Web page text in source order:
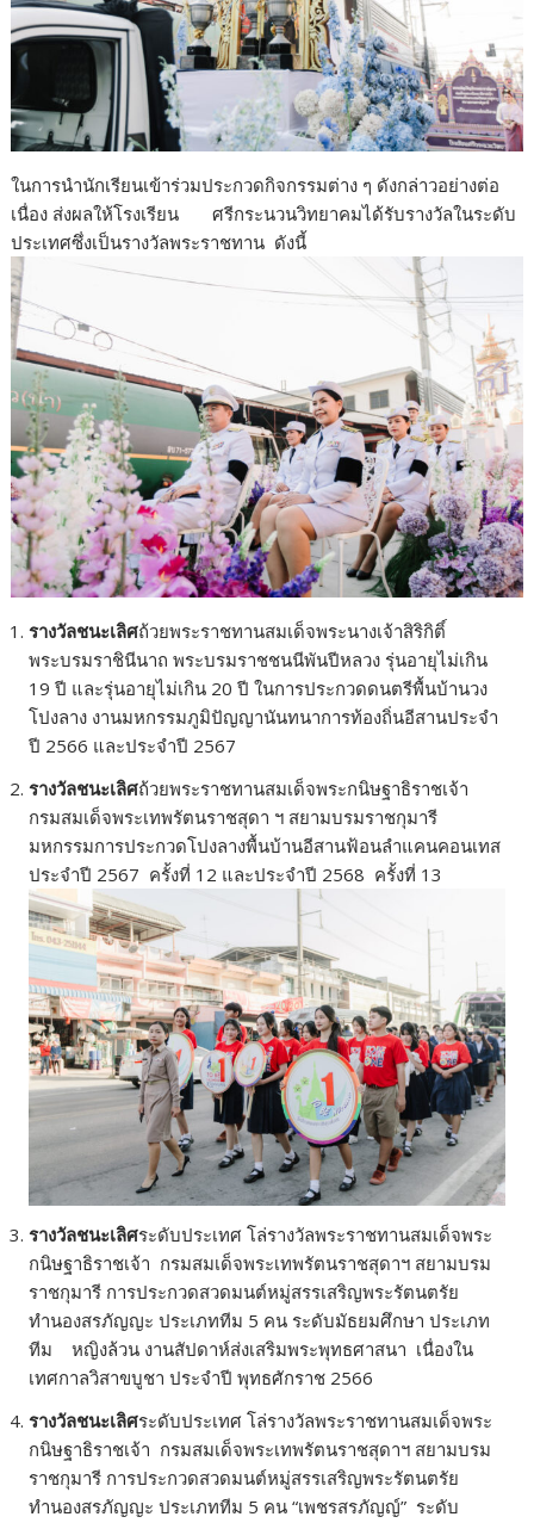
ในการนำนักเรียนเข้าร่วมประกวดกิจกรรมต่าง ๆ ดังกล่าวอย่างต่อ
เนื่อง ส่งผลให้โรงเรียน ศรีกระนวนวิทยาคมได้รับรางวัลในระดับ
ประเทศซึ่งเป็นรางวัลพระราชทาน ดังนี้
รางวัลชนะเลิศถ้วยพระราชทานสมเด็จพระนางเจ้าสิริกิติ์
พระบรมราชินีนาถ พระบรมราชชนนีพันปีหลวง รุ่นอายุไม่เกิน
19 ปี และรุ่นอายุไม่เกิน 20 ปี ในการประกวดดนตรีพื้นบ้านวง
โปงลาง งานมหกรรมภูมิปัญญานันทนาการท้องถิ่นอีสานประจำ
ปี 2566 และประจำปี 2567
รางวัลชนะเลิศถ้วยพระราชทานสมเด็จพระกนิษฐาธิราชเจ้า
กรมสมเด็จพระเทพรัตนราชสุดา ฯ สยามบรมราชกุมารี
มหกรรมการประกวดโปงลางพื้นบ้านอีสานฟ้อนลำแคนคอนเทส
ประจำปี 2567 ครั้งที่ 12 และประจำปี 2568 ครั้งที่ 13
รางวัลชนะเลิศระดับประเทศ โล่รางวัลพระราชทานสมเด็จพระ
กนิษฐาธิราชเจ้า กรมสมเด็จพระเทพรัตนราชสุดาฯ สยามบรม
ราชกุมารี การประกวดสวดมนต์หมู่สรรเสริญพระรัตนตรัย
ทำนองสรภัญญะ ประเภททีม 5 คน ระดับมัธยมศึกษา ประเภท
ทีม หญิงล้วน งานสัปดาห์ส่งเสริมพระพุทธศาสนา เนื่องใน
เทศกาลวิสาขบูชา ประจำปี พุทธศักราช 2566
รางวัลชนะเลิศระดับประเทศ โล่รางวัลพระราชทานสมเด็จพระ
กนิษฐาธิราชเจ้า กรมสมเด็จพระเทพรัตนราชสุดาฯ สยามบรม
ราชกุมารี การประกวดสวดมนต์หมู่สรรเสริญพระรัตนตรัย
ทำนองสรภัญญะ ประเภททีม 5 คน “เพชรสรภัญญ์” ระดับ